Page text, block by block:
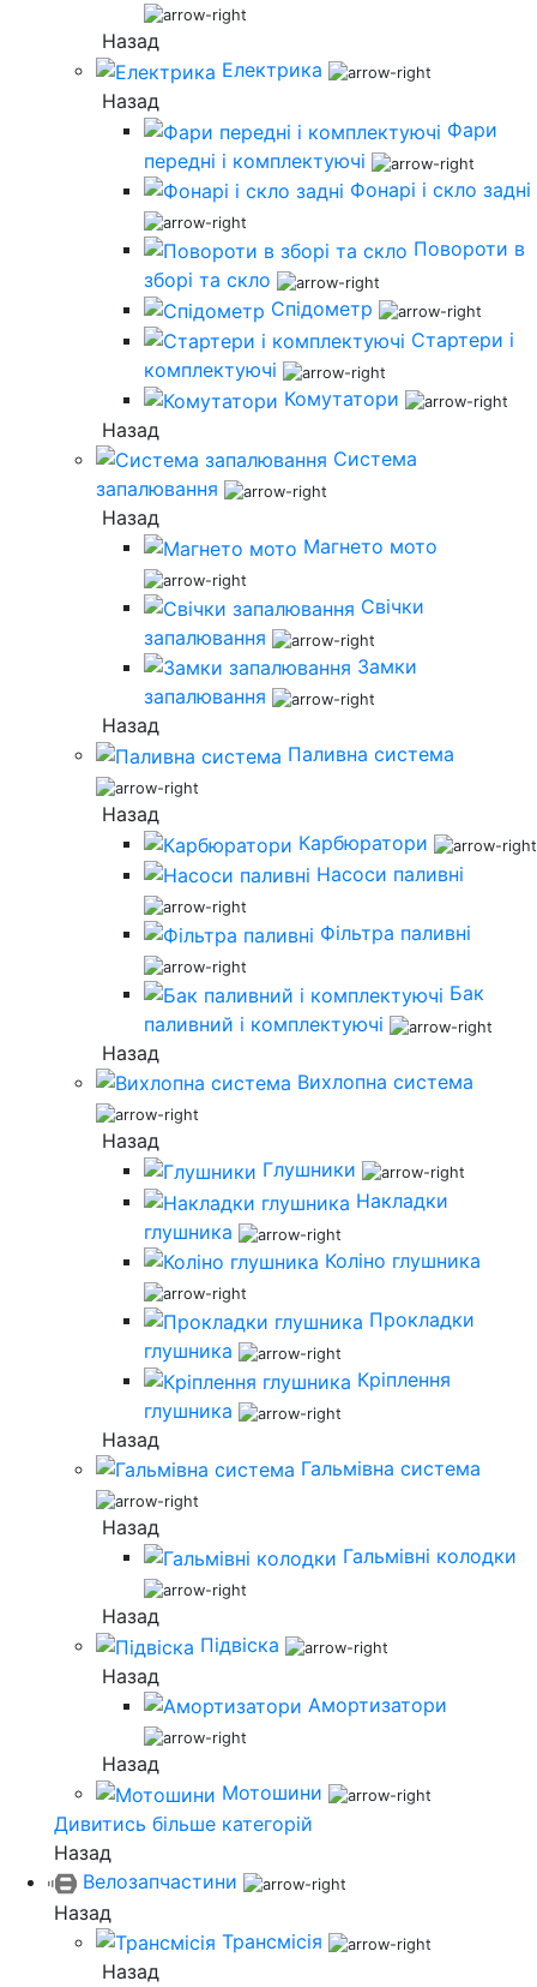
Назад
Електрика
Назад
Фари
передні і комплектуючі
Фонарі і скло задні
Повороти в
зборі та скло
Спідометр
Стартери і
комплектуючі
Комутатори
Назад
Система
запалювання
Назад
Магнето мото
Свічки
запалювання
Замки
запалювання
Назад
Паливна система
Назад
Карбюратори
Насоси паливні
Фільтра паливні
Бак
паливний і комплектуючі
Назад
Вихлопна система
Назад
Глушники
Накладки
глушника
Коліно глушника
Прокладки
глушника
Кріплення
глушника
Назад
Гальмівна система
Назад
Гальмівні колодки
Назад
Підвіска
Назад
Амортизатори
Назад
Мотошини
Дивитись більше категорій
Назад
Велозапчастини
Назад
Трансмісія
Назад